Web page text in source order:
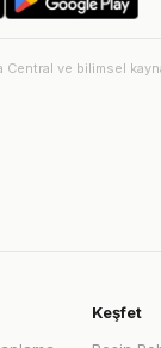
ve bilimsel
Keşfet